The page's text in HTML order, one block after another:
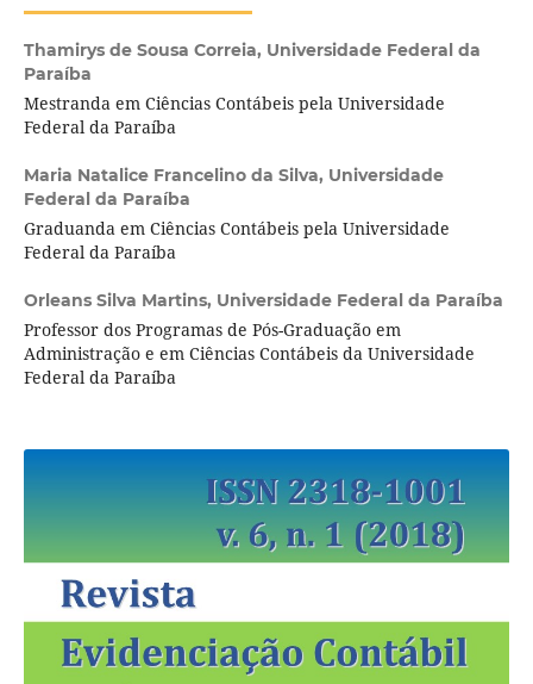
Thamirys de Sousa Correia, Universidade Federal da
Paraíba
Mestranda em Ciências Contábeis pela Universidade
Federal da Paraíba
Maria Natalice Francelino da Silva, Universidade
Federal da Paraíba
Graduanda em Ciências Contábeis pela Universidade
Federal da Paraíba
Orleans Silva Martins, Universidade Federal da Paraíba
Professor dos Programas de Pós-Graduação em
Administração e em Ciências Contábeis da Universidade
Federal da Paraíba